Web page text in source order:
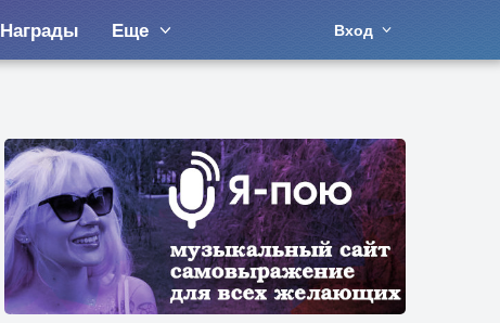
Награды Еще Вход